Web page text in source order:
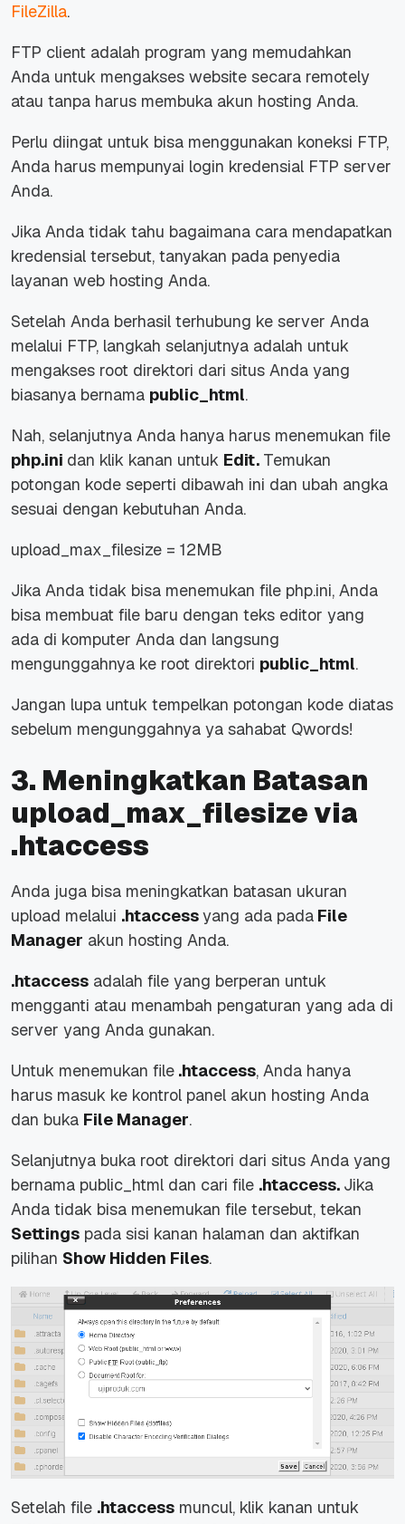
FileZilla.
FTP client adalah program yang memudahkan
Anda untuk mengakses website secara remotely
atau tanpa harus membuka akun hosting Anda.
Perlu diingat untuk bisa menggunakan koneksi FTP,
Anda harus mempunyai login kredensial FTP server
Anda.
Jika Anda tidak tahu bagaimana cara mendapatkan
kredensial tersebut, tanyakan pada penyedia
layanan web hosting Anda.
Setelah Anda berhasil terhubung ke server Anda
melalui FTP, langkah selanjutnya adalah untuk
mengakses root direktori dari situs Anda yang
biasanya bernama public_html.
Nah, selanjutnya Anda hanya harus menemukan file
php.ini dan klik kanan untuk Edit. Temukan
potongan kode seperti dibawah ini dan ubah angka
sesuai dengan kebutuhan Anda.
upload_max_filesize = 12MB
Jika Anda tidak bisa menemukan file php.ini, Anda
bisa membuat file baru dengan teks editor yang
ada di komputer Anda dan langsung
mengunggahnya ke root direktori public_html.
Jangan lupa untuk tempelkan potongan kode diatas
sebelum mengunggahnya ya sahabat Qwords!
3. Meningkatkan Batasan
upload_max_filesize via
.htaccess
Anda juga bisa meningkatkan batasan ukuran
upload melalui .htaccessyang ada pada File
Manager akun hosting Anda.
.htaccess adalah file yang berperan untuk
mengganti atau menambah pengaturan yang ada di
server yang Anda gunakan.
Untuk menemukan file .htaccess, Anda hanya
harus masuk ke kontrol panel akun hosting Anda
dan buka File Manager.
Selanjutnya buka root direktori dari situs Anda yang
bernama public_html dan cari file .htaccess. Jika
Anda tidak bisa menemukan file tersebut, tekan
Settings pada sisi kanan halaman dan aktifkan
pilihan Show Hidden Files.
Setelah file .htaccess muncul, klik kanan untuk